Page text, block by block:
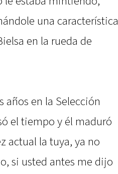
una característica
en la rueda de
años en la Selección
el tiempo y él maduró
actual la tuya, ya no
si usted antes me dijo